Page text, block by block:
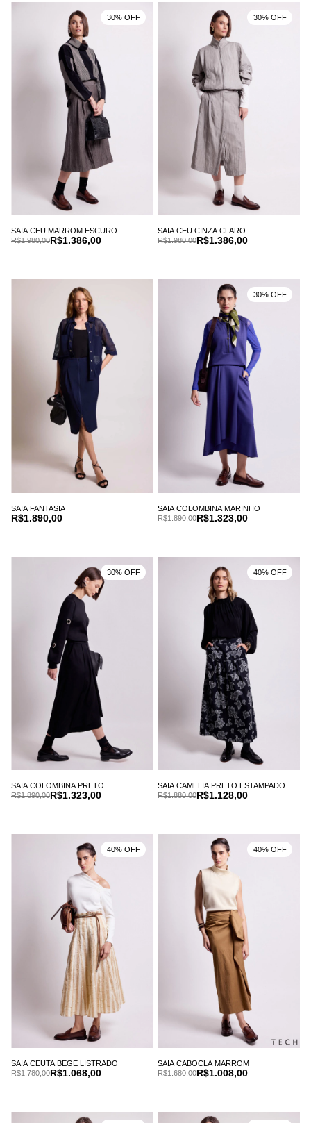
SAIA CEU MARROM ESCURO
R$1.386,00
R$1.980,00
30% OFF
SAIA CEU CINZA CLARO
R$1.386,00
R$1.980,00
30% OFF
SAIA FANTASIA
R$1.890,00
SAIA COLOMBINA MARINHO
R$1.323,00
R$1.890,00
30% OFF
SAIA COLOMBINA PRETO
R$1.323,00
R$1.890,00
30% OFF
SAIA CAMELIA PRETO ESTAMPADO
R$1.128,00
R$1.880,00
40% OFF
SAIA CEUTA BEGE LISTRADO
R$1.068,00
R$1.780,00
40% OFF
SAIA CABOCLA MARROM
R$1.008,00
R$1.680,00
40% OFF